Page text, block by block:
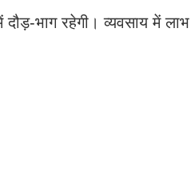
भाग रहेगी। व्यवसाय में लाभ